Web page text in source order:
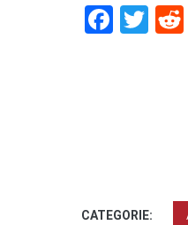
CATEGORIE: